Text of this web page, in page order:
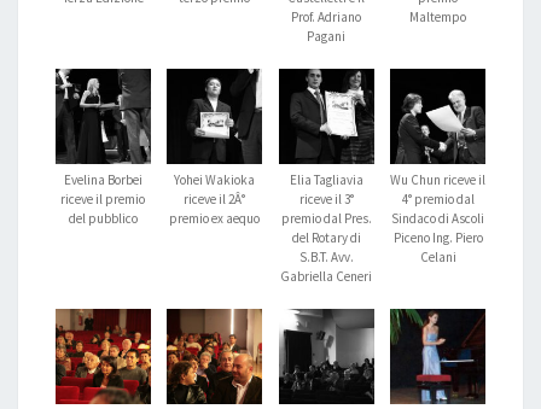
Prof. Adriano
Pagani
Maltempo
Evelina Borbei
riceve il premio
del pubblico
Yohei Wakioka
riceve il 2Â°
premio ex aequo
Elia Tagliavia
riceve il 3°
premio dal Pres.
del Rotary di
S.B.T. Avv.
Gabriella Ceneri
Wu Chun riceve il
4° premio dal
Sindaco di Ascoli
Piceno Ing. Piero
Celani